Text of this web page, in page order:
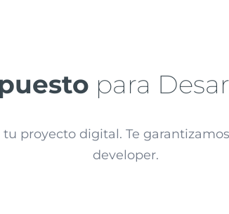
para
tu proyecto digital. Te
developer.